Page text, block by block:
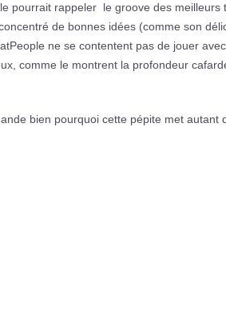
pourrait rappeler le groove des meilleurs
de bonnes idées (comme son
ne se contentent pas de jouer
comme le montrent la profondeur
bien pourquoi cette pépite met autant